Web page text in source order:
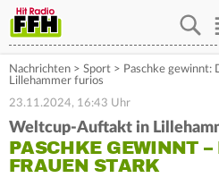
Nachrichten > Sport > Paschke gewinnt:
Lillehammer furios
23.11.2024, 16:43 Uhr
Weltcup-Auftakt in
PASCHKE GEWINNT –
FRAUEN STARK